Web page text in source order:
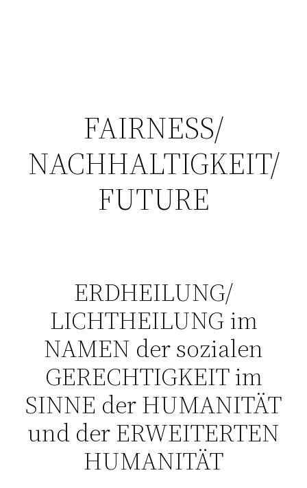
FAIRNESS/
NACHHALTIGKEIT/
FUTURE
ERDHEILUNG/
LICHTHEILUNG im
NAMEN der sozialen
GERECHTIGKEIT im
SINNE der HUMANITÄT
und der ERWEITERTEN
HUMANITÄT